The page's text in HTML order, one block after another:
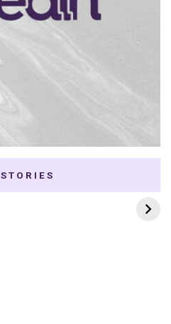
Thai Dramas com
First e Khaotung